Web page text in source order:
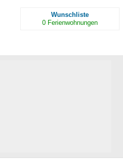
Wunschliste
0 Ferienwohnungen